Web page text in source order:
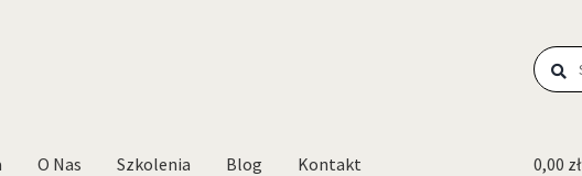
Szukaj
O Nas Szkolenia Blog Kontakt 0,00 zł